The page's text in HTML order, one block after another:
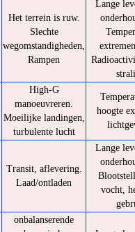
Het terrein is ruw.
Slechte
wegomstandigheden,
Rampen
Lange
High-G
manoeuvreren.
Moeilijke landingen,
turbulente lucht
hoogte
Transit, aflevering.
Laad/ontladen
Lange
vocht,
onbalanserende